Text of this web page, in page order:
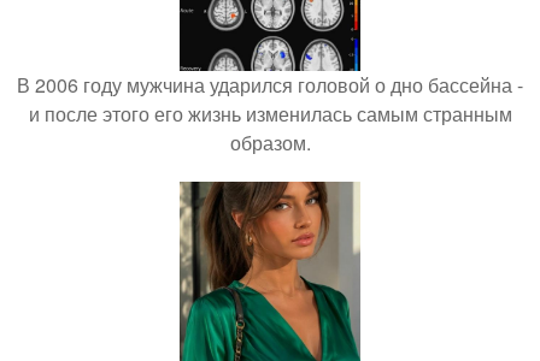
В 2006 году мужчина ударился головой о дно бассейна -
и после этого его жизнь изменилась самым странным
образом.